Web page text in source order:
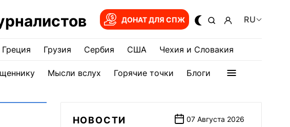
ДОНАТ ДЛЯ СПЖ RU
Греция Грузия Сербия США Чехия и Словакия
Мысли вслух Горячие точки Блоги
НОВОСТИ 07 Августа 2026